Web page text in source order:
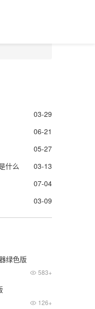
03-29
06-21
05-27
什么
03-13
07-04
03-09
绿色版
583+
126+